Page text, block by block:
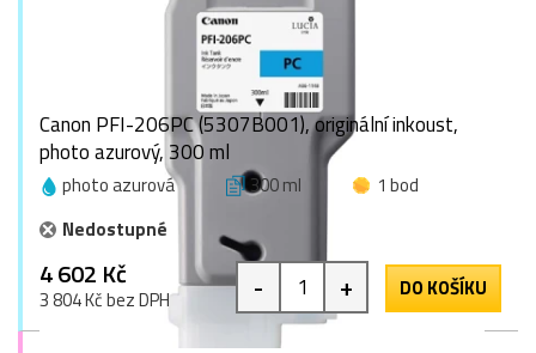
Canon PFI-206PC (5307B001), originální inkoust,
photo azurový, 300 ml
photo azurová 300 ml
1 bod
Nedostupné
4 602 Kč
3 804 Kč bez DPH - + DO KOŠÍKU